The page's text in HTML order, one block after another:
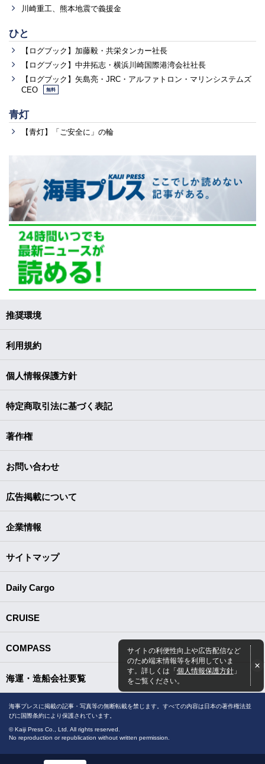
川崎重工、熊本地震で義援金
ひと
【ログブック】加藤毅・共栄タンカー社長
【ログブック】中井拓志・横浜川崎国際港湾会社社長
【ログブック】矢島亮・JRC・アルファトロン・マリンシステムズ
CEO
無料
青灯
【青灯】「ご安全に」の輪
サイトの利便性向上や広告配信など
のため端末情報等を利用していま
す。詳しくは「個人情報保護方針」
をご覧ください。
推奨環境
利用規約
個人情報保護方針
特定商取引法に基づく表記
著作権
お問い合わせ
広告掲載について
企業情報
サイトマップ
Daily Cargo
CRUISE
COMPASS
海運・造船会社要覧
海事プレスに掲載の記事・写真等の無断転載を禁じます。すべての内容は日本の著作権法並
びに国際条約により保護されています。
© Kaiji Press Co., Ltd. All rights reserved.
No reproduction or republication without written permission.